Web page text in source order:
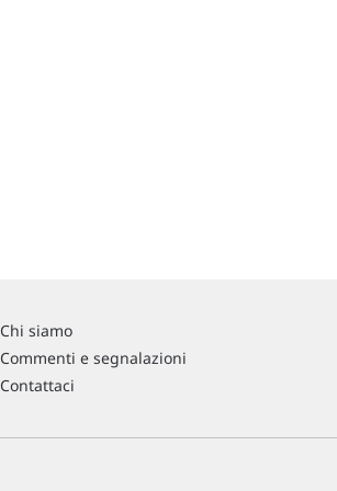
Chi siamo
Commenti e segnalazioni
Contattaci